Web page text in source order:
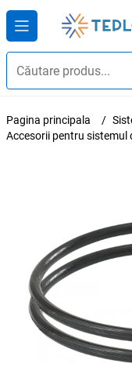
Pagina principala
Accesorii pentru sistemul